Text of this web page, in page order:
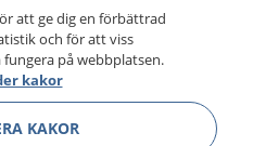
Visa
att ge dig en förbättrad
och för att viss
på webbplatsen.
kakor
KAKOR